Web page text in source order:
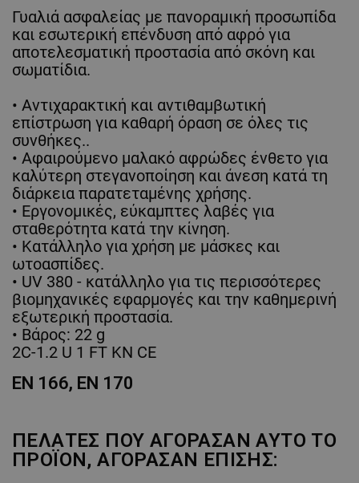
Γυαλιά ασφαλείας με πανοραμική προσωπίδα
και εσωτερική επένδυση από αφρό για
αποτελεσματική προστασία από σκόνη και
σωματίδια.
• Αντιχαρακτική και αντιθαμβωτική
επίστρωση για καθαρή όραση σε όλες τις
συνθήκες..
• Αφαιρούμενο μαλακό αφρώδες ένθετο για
καλύτερη στεγανοποίηση και άνεση κατά τη
διάρκεια παρατεταμένης χρήσης.
• Εργονομικές, εύκαμπτες λαβές για
σταθερότητα κατά την κίνηση.
• Κατάλληλο για χρήση με μάσκες και
ωτοασπίδες.
• UV 380 - κατάλληλο για τις περισσότερες
βιομηχανικές εφαρμογές και την καθημερινή
εξωτερική προστασία.
• Βάρος: 22 g
2C-1.2 U 1 FT KN CE
EN 166, EN 170
ΠΕΛΆΤΕΣ ΠΟΥ ΑΓΌΡΑΣΑΝ ΑΥΤΌ ΤΟ
ΠΡΟΪΌΝ, ΑΓΌΡΑΣΑΝ ΕΠΊΣΗΣ: